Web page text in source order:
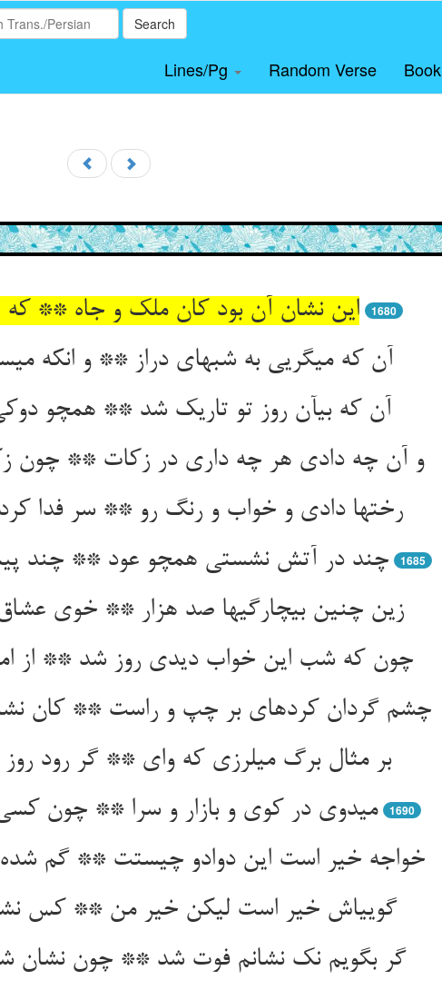
Search
Lines/Pg Random Verse Book
این نشان آن بود کان ملک و جاه ** که 1680
آن که می‏گریی به شبهای دراز ** و انکه
آن که بی‏آن روز تو تاریک شد ** همچو
و آن چه دادی هر چه داری در زکات ** چون
رختها دادی و خواب و رنگ رو ** سر فدا
چند در آتش نشستی همچو عود ** چند
1685
زین چنین بی‏چارگیها صد هزار ** خوی عشاق
چون که شب این خواب دیدی روز شد ** از
چشم گردان کرده‏ای بر چپ و راست ** کان
بر مثال برگ می‏لرزی که وای ** گر رود روز
می‏دوی در کوی و بازار و سرا ** چون کسی
1690
خواجه خیر است این دوادو چیستت ** گم شده
گویی‏اش خیر است لیکن خیر من ** کس
گر بگویم نک نشانم فوت شد ** چون